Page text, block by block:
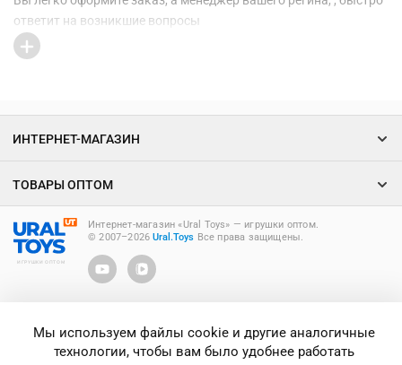
ответит на возникшие вопросы
ИГРУШКИ ОПТОМ
Интернет-магазин «Ural Toys» ― игрушки оптом.
© 2007–2026Ural.Toys Все права защищены.
ИНТЕРНЕТ-МАГАЗИН
ТОВАРЫ ОПТОМ
Мы используем файлы cookie и другие аналогичные
технологии, чтобы вам было удобнее работать